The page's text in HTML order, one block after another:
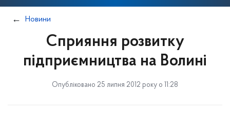
Новини
Сприяння розвитку
підприємництва на Волині
Опубліковано 25 липня 2012 року о 11:28